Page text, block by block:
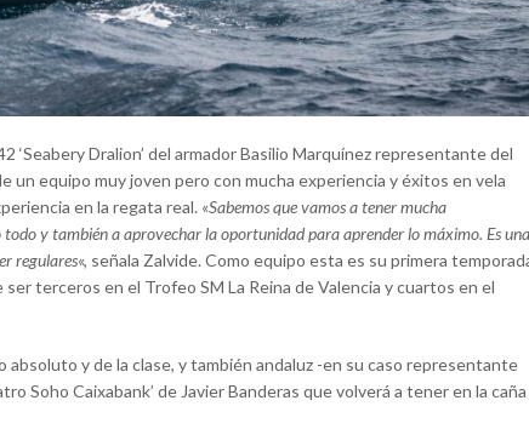
‘Seabery Dralion’ del armador Basilio Marquínez representante del
un equipo muy joven pero con mucha experiencia y éxitos en vela
en la regata real. «Sabemos que vamos a tener mucha
y también a aprovechar la oportunidad para aprender lo máximo. Es una
regulares«, señala Zalvide. Como equipo esta es su primera
terceros en el Trofeo SM La Reina de Valencia y cuartos en el
y de la clase, y también andaluz -en su caso representante
Soho Caixabank’ de Javier Banderas que volverá a tener en la caña